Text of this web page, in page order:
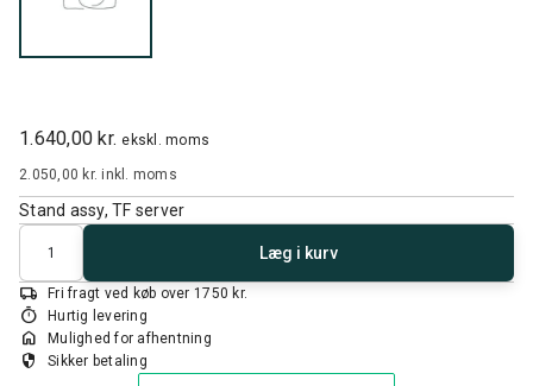
1.640,00 kr. ekskl. moms
2.050,00 kr.inkl. moms
Stand assy, TF server
Antal
Læg i kurv
local_shipping Fri fragt ved køb over 1750 kr.
timer Hurtig levering
home Mulighed for afhentning
security Sikker betaling